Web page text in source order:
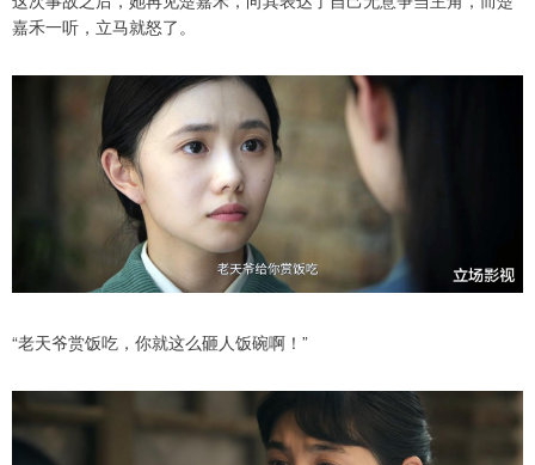
嘉禾一听，立马就怒了。
“老天爷赏饭吃，你就这么砸人饭碗啊！”